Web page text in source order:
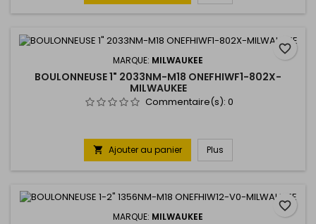
MARQUE: MILWAUKEE
BOULONNEUSE 1" 2033NM-M18 ONEFHIWF1-802X-
MILWAUKEE
Commentaire(s): 0
 Ajouter au panier Plus
favorite_border
MARQUE: MILWAUKEE
favorite_border